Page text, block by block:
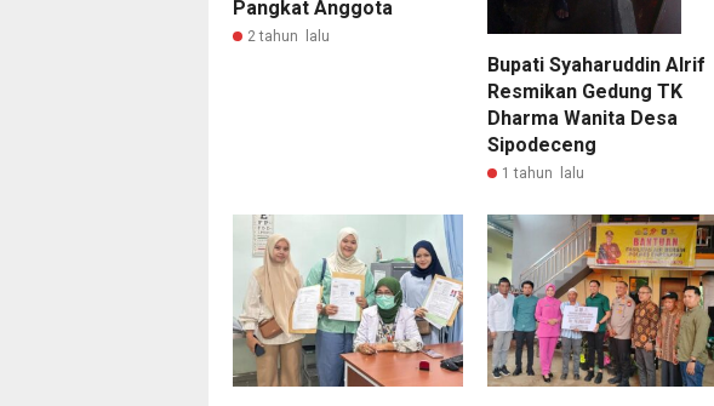
Pangkat Anggota
2 tahun lalu
Bupati Syaharuddin Alrif
Resmikan Gedung TK
Dharma Wanita Desa
Sipodeceng
1 tahun lalu